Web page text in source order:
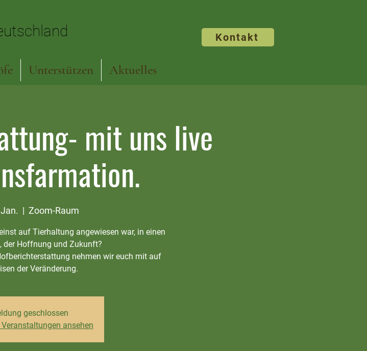
Kontakt
Unterstützen Aktuelles
mit uns live
  |
Zoom-Raum
auf Tierhaltung angewiesen war, in einen
der Hoffnung und Zukunft?
nehmen wir euch mit auf
der Veränderung.
geschlossen
ansehen